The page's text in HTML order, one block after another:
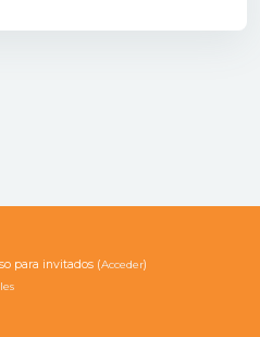
para invitados (Acceder)